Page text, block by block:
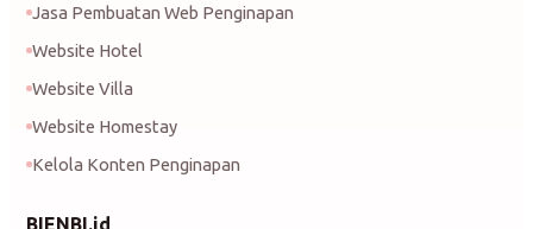
Jasa Pembuatan Web Penginapan
Website Hotel
Website Villa
Website Homestay
Kelola Konten Penginapan
BIENBI.id